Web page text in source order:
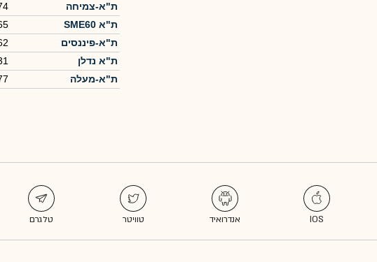
ת"א-צמיחה
ת"א SME60
ת"א-פיננסים
ת"א נדלן
ת"א-מעלה